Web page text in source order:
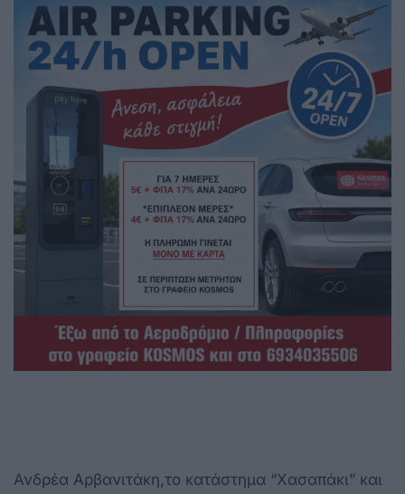
Ανδρέα Αρβανιτάκη,το κατάστημα “Χασαπάκι” και